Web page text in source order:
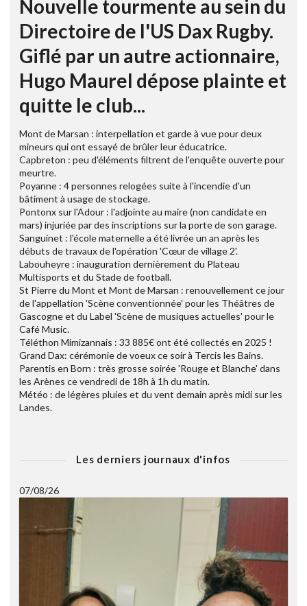
Nouvelle tourmente au sein du
Directoire de l'US Dax Rugby.
Giflé par un autre actionnaire,
Hugo Maurel dépose plainte et
quitte le club...
Mont de Marsan : interpellation et garde à vue pour deux
mineurs qui ont essayé de brûler leur éducatrice.
Capbreton : peu d'éléments filtrent de l'enquête ouverte pour
meurtre.
Poyanne : 4 personnes relogées suite à l'incendie d'un
bâtiment à usage de stockage.
Pontonx sur l'Adour : l'adjointe au maire (non candidate en
mars) injuriée par des inscriptions sur la porte de son garage.
Sanguinet : l'école maternelle a été livrée un an après les
débuts de travaux de l'opération 'Cœur de village 2'.
Labouheyre : inauguration dernièrement du Plateau
Multisports et du Stade de football.
St Pierre du Mont et Mont de Marsan : renouvellement ce jour
de l'appellation 'Scène conventionnée' pour les Théâtres de
Gascogne et du Label 'Scène de musiques actuelles' pour le
Café Music.
Téléthon Mimizannais : 33 885€ ont été collectés en 2025 !
Grand Dax: cérémonie de voeux ce soir à Tercis les Bains.
Parentis en Born : très grosse soirée 'Rouge et Blanche' dans
les Arènes ce vendredi de 18h à 1h du matin.
Météo : de légères pluies et du vent demain après midi sur les
Landes.
Les derniers journaux d'infos
07/08/26